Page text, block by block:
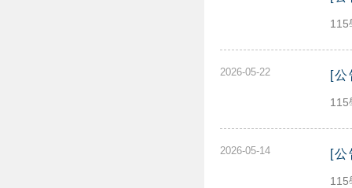
115
2026-05-22 [
115
2026-05-14 [
115